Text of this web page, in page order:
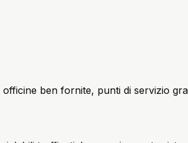
ben fornite, punti di servizio